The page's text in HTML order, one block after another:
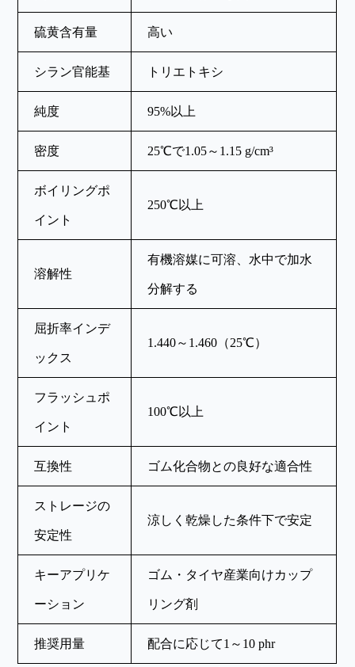
硫黄含有量 高い
シラン官能基 トリエトキシ
純度 95%以上
密度 25℃で1.05～1.15 g/cm³
ボイリングポ
イント
250℃以上
溶解性
有機溶媒に可溶、水中で加水
分解する
屈折率インデ
ックス
1.440～1.460（25℃）
フラッシュポ
イント
100℃以上
互換性 ゴム化合物との良好な適合性
ストレージの
安定性
涼しく乾燥した条件下で安定
キーアプリケ
ーション
ゴム・タイヤ産業向けカップ
リング剤
推奨用量 配合に応じて1～10 phr